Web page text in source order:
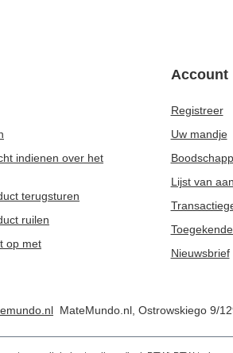
indienen over het
terugsturen
ruilen
op met
Account
Registreer
Uw mandje
Lijst van
Nieuwsbrief
MateMundo.nl Ostrowskiego 9/